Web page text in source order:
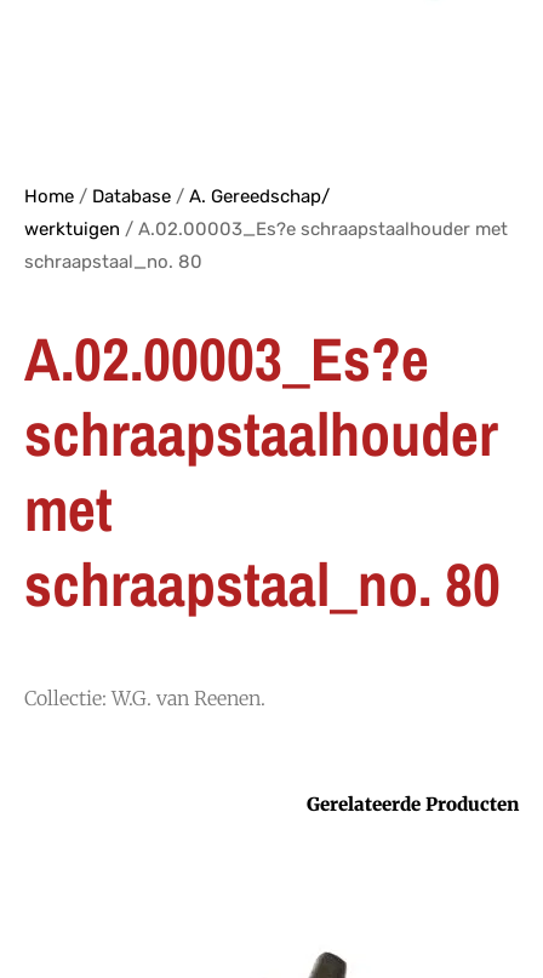
Home / Database / A. Gereedschap/
werktuigen / A.02.00003_Es?e schraapstaalhouder met
schraapstaal_no. 80
A.02.00003_Es?e
schraapstaalhouder
met
schraapstaal_no. 80
Collectie: W.G. van Reenen.
Gerelateerde Producten